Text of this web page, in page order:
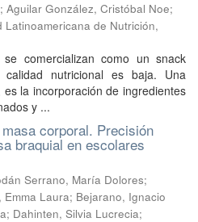
; Aguilar González, Cristóbal Noe;
Latinoamericana de Nutrición,
comercializan como un snack
nutricional es baja. Una
la incorporación de ingredientes
y ...
corporal. Precisión
braquial en escolares
Serrano, María Dolores;
Emma Laura; Bejarano, Ignacio
; Dahinten, Silvia Lucrecia;